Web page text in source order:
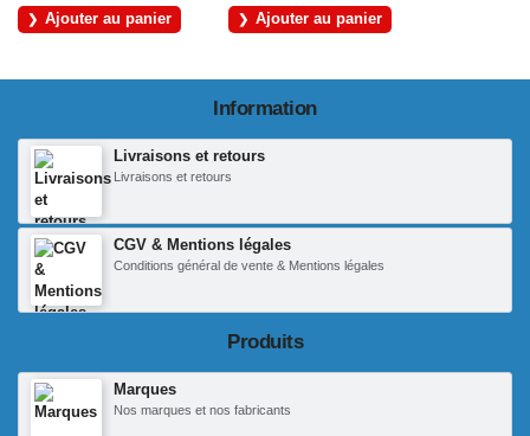
Ajouter au panier Ajouter au panier
Information
Livraisons et retours
Livraisons et retours
CGV & Mentions légales
Conditions général de vente & Mentions légales
Produits
Marques
Nos marques et nos fabricants